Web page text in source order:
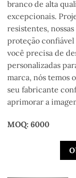
branco de alta
excepcionais.
resistentes,
proteção confiável
você precisa de
personalizadas
marca, nós temos
seu fabricante
aprimorar a
MOQ: 6000